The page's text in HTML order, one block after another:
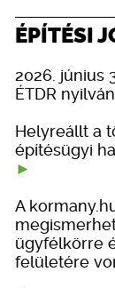
ÉPÍTÉSI
2026. június
ÉTDR
Helyreállt a
építésügyi
A
ügyfélkörre
felületére